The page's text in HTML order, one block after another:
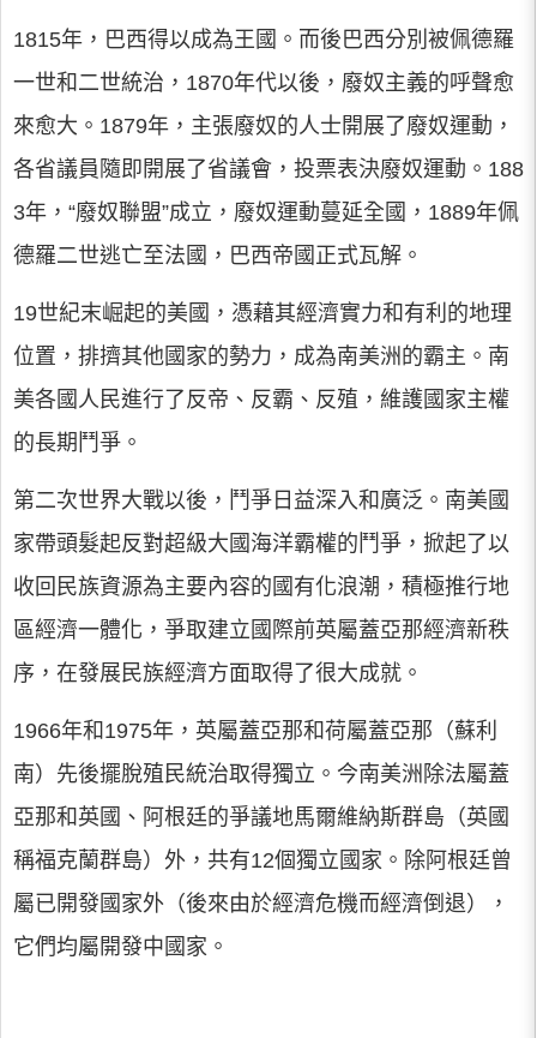
1815年，巴西得以成為王國。而後巴西分別被佩德羅
一世和二世統治，1870年代以後，廢奴主義的呼聲愈
來愈大。1879年，主張廢奴的人士開展了廢奴運動，
各省議員隨即開展了省議會，投票表決廢奴運動。188
3年，“廢奴聯盟”成立，廢奴運動蔓延全國，1889年佩
德羅二世逃亡至法國，巴西帝國正式瓦解。
19世紀末崛起的美國，憑藉其經濟實力和有利的地理
位置，排擠其他國家的勢力，成為南美洲的霸主。南
美各國人民進行了反帝、反霸、反殖，維護國家主權
的長期鬥爭。
第二次世界大戰以後，鬥爭日益深入和廣泛。南美國
家帶頭髮起反對超級大國海洋霸權的鬥爭，掀起了以
收回民族資源為主要內容的國有化浪潮，積極推行地
區經濟一體化，爭取建立國際前英屬蓋亞那經濟新秩
序，在發展民族經濟方面取得了很大成就。
1966年和1975年，英屬蓋亞那和荷屬蓋亞那（蘇利
南）先後擺脫殖民統治取得獨立。今南美洲除法屬蓋
亞那和英國、阿根廷的爭議地馬爾維納斯群島（英國
稱福克蘭群島）外，共有12個獨立國家。除阿根廷曾
屬已開發國家外（後來由於經濟危機而經濟倒退），
它們均屬開發中國家。